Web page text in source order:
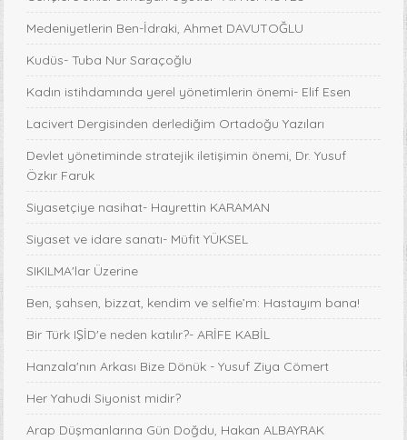
Medeniyetlerin Ben-İdraki, Ahmet DAVUTOĞLU
Kudüs- Tuba Nur Saraçoğlu
Kadın istihdamında yerel yönetimlerin önemi- Elif Esen
Lacivert Dergisinden derlediğim Ortadoğu Yazıları
Devlet yönetiminde stratejik iletişimin önemi, Dr. Yusuf
Özkır Faruk
Siyasetçiye nasihat- Hayrettin KARAMAN
Siyaset ve idare sanatı- Müfit YÜKSEL
SIKILMA'lar Üzerine
Ben, şahsen, bizzat, kendim ve selfie’m: Hastayım bana!
Bir Türk IŞİD'e neden katılır?- ARİFE KABİL
Hanzala'nın Arkası Bize Dönük - Yusuf Ziya Cömert
Her Yahudi Siyonist midir?
Arap Düşmanlarına Gün Doğdu, Hakan ALBAYRAK